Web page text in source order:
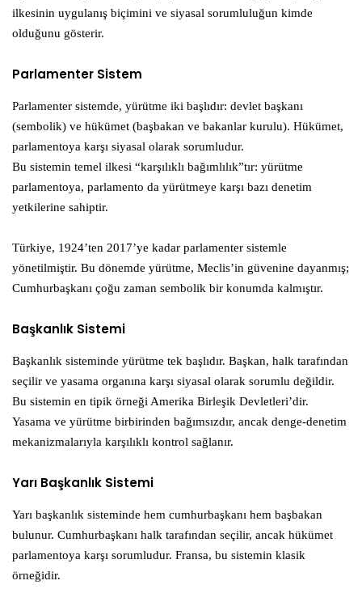
ilkesinin uygulanış biçimini ve siyasal sorumluluğun kimde
olduğunu gösterir.
Parlamenter Sistem
Parlamenter sistemde, yürütme iki başlıdır: devlet başkanı
(sembolik) ve hükümet (başbakan ve bakanlar kurulu). Hükümet,
parlamentoya karşı siyasal olarak sorumludur.
Bu sistemin temel ilkesi “karşılıklı bağımlılık”tır: yürütme
parlamentoya, parlamento da yürütmeye karşı bazı denetim
yetkilerine sahiptir.
Türkiye, 1924’ten 2017’ye kadar parlamenter sistemle
yönetilmiştir. Bu dönemde yürütme, Meclis’in güvenine dayanmış;
Cumhurbaşkanı çoğu zaman sembolik bir konumda kalmıştır.
Başkanlık Sistemi
Başkanlık sisteminde yürütme tek başlıdır. Başkan, halk tarafından
seçilir ve yasama organına karşı siyasal olarak sorumlu değildir.
Bu sistemin en tipik örneği Amerika Birleşik Devletleri’dir.
Yasama ve yürütme birbirinden bağımsızdır, ancak denge-denetim
mekanizmalarıyla karşılıklı kontrol sağlanır.
Yarı Başkanlık Sistemi
Yarı başkanlık sisteminde hem cumhurbaşkanı hem başbakan
bulunur. Cumhurbaşkanı halk tarafından seçilir, ancak hükümet
parlamentoya karşı sorumludur. Fransa, bu sistemin klasik
örneğidir.